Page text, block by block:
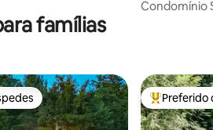
Condomínio
famílias
Entre os
Preferido